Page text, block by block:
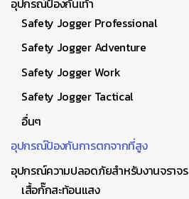
Safety Jogger Professional
Safety Jogger Adventure
Safety Jogger Work
Safety Jogger Tactical
อื่นๆ
อุปกรณ์ป้องกันการตกจากที่สูง
อุปกรณ์ความปลอดภัยสำหรับงานจราจร
เสื้อกั๊กสะท้อนแสง